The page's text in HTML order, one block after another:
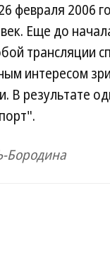
февраля 2006
Еще до
трансляции
интересом
В результате
Бородина